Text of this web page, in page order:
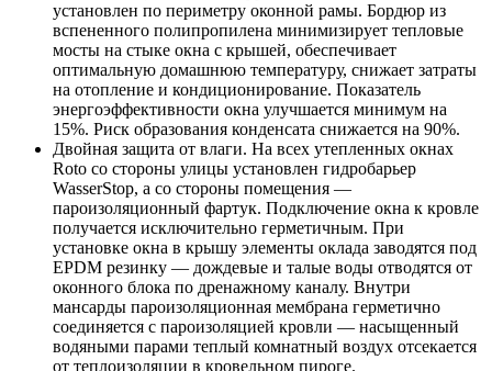
установлен по периметру оконной рамы. Бордюр из
вспененного полипропилена минимизирует тепловые
мосты на стыке окна с крышей, обеспечивает
оптимальную домашнюю температуру, снижает затраты
на отопление и кондиционирование. Показатель
энергоэффективности окна улучшается минимум на
15%. Риск образования конденсата снижается на 90%.
Двойная защита от влаги. На всех утепленных окнах
Roto со стороны улицы установлен гидробарьер
WasserStop, а со стороны помещения —
пароизоляционный фартук. Подключение окна к кровле
получается исключительно герметичным. При
установке окна в крышу элементы оклада заводятся под
EPDM резинку — дождевые и талые воды отводятся от
оконного блока по дренажному каналу. Внутри
мансарды пароизоляционная мембрана герметично
соединяется с пароизоляцией кровли — насыщенный
водяными парами теплый комнатный воздух отсекается
от теплоизоляции в кровельном пироге.